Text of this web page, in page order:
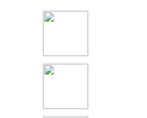
Bildergalerie überspringen